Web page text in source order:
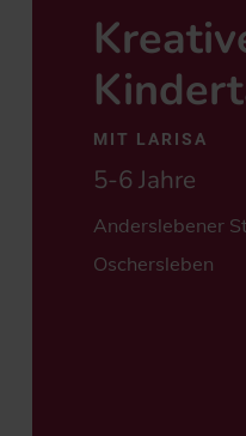
MIT LARISA
5-6 Jahre
Anderslebener
Oschersleben